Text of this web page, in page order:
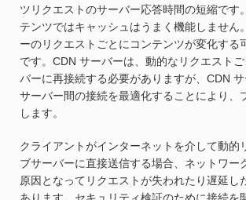
ツリクエストのサーバー応答時間の短縮です
テンツではキャッシュはうまく機能しません
ーのリクエストごとにコンテンツが変化する
です。CDN サーバーは、動的なリクエスト
バーに再接続する必要がありますが、CDN
サーバー間の接続を最適化することにより、
します。
クライアントがインターネットを介して動的
ブサーバーに直接送信する場合、ネットワー
原因となってリクエストが失われたり遅延し